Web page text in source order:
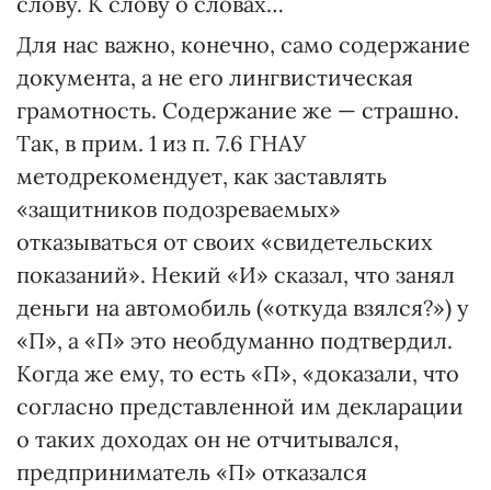
Для нас важно, конечно, само содержание
документа, а не его лингвистическая
грамотность. Содержание же — страшно.
Так, в прим. 1 из п. 7.6 ГНАУ
методрекомендует, как заставлять
«защитников подозреваемых»
отказываться от своих «свидетельских
показаний». Некий «И» сказал, что занял
деньги на автомобиль («откуда взялся?») у
«П», а «П» это необдуманно подтвердил.
Когда же ему, то есть «П», «доказали, что
согласно представленной им декларации
о таких доходах он не отчитывался,
предприниматель «П» отказался